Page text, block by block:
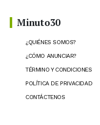
Minuto30
¿QUIÉNES SOMOS?
¿CÓMO ANUNCIAR?
TÉRMINO Y CONDICIONES
POLÍTICA DE PRIVACIDAD
CONTÁCTENOS